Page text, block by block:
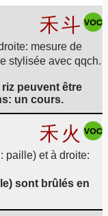
禾斗
mesure de
stylisée avec qqch.
peuvent être
un cours.
禾 火
paille) et à droite:
sont brûlés en